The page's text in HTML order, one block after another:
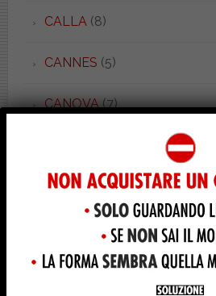
CALLA (8)
CANNES (5)
CANOVA(7)
CANOVA ROYAL(2)
(1)
CAPELLA(1)